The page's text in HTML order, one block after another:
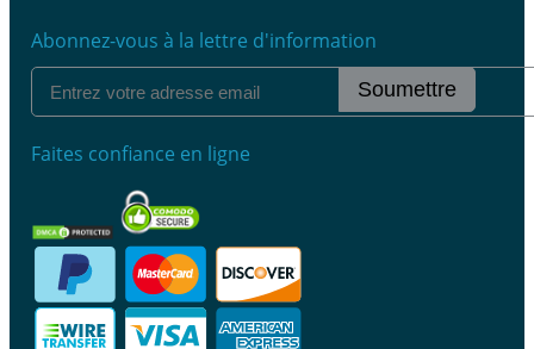
Abonnez-vous à la lettre d'information
Soumettre
Faites confiance en ligne